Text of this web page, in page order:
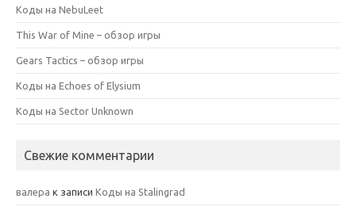
Коды на NebuLeet
This War of Mine – обзор игры
Gears Tactics – обзор игры
Коды на Echoes of Elysium
Коды на Sector Unknown
Свежие комментарии
валера к записи Коды на Stalingrad